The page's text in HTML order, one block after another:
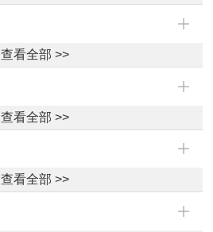
查看全部 >>
查看全部 >>
查看全部 >>